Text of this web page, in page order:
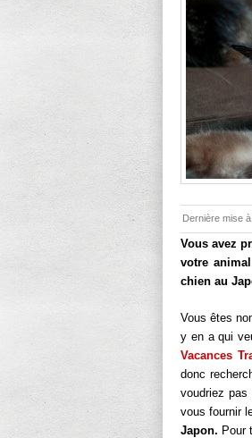
Dernière mise
Vous avez
votre
chien au
Vous êtes
y en a qui
Vacances
donc
voudriez
vous fournir
Japon. Pour